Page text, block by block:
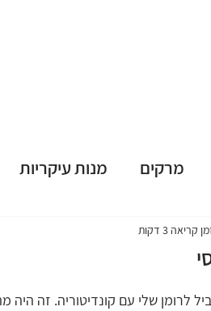
מרקים מנות עיקריות
פאי וטארט
טבעוני ארוחות
קריאה 3 דקות
לרומן שלי עם קונדיטוריה. זה